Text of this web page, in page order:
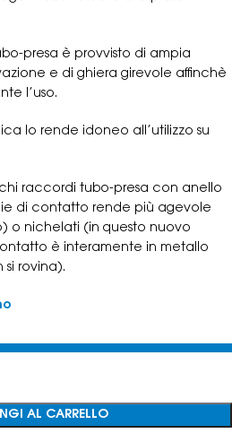
presa è provvisto di ampia
e di ghiera girevole affinchè
l’uso.
lo rende idoneo all’utilizzo su
raccordi tubo-presa con anello
di contatto rende più agevole
o nichelati (in questo nuovo
è interamente in metallo
si rovina).
AL CARRELLO